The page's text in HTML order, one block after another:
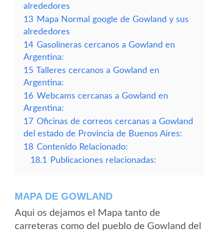
alrededores
13 Mapa Normal google de Gowland y sus
alrededores
14 Gasolineras cercanos a Gowland en
Argentina:
15 Talleres cercanos a Gowland en
Argentina:
16 Webcams cercanas a Gowland en
Argentina:
17 Oficinas de correos cercanas a Gowland
del estado de Provincia de Buenos Aires:
18 Contenido Relacionado:
18.1
Publicaciones relacionadas:
MAPA DE GOWLAND
Aqui os dejamos el Mapa tanto de
carreteras como del pueblo de Gowland del